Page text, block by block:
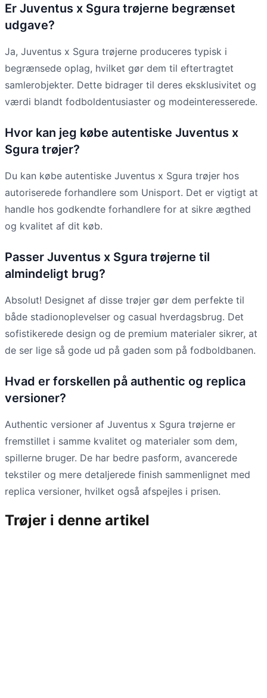
Er Juventus x Sgura trøjerne begrænset
udgave?
Ja, Juventus x Sgura trøjerne produceres typisk i
begrænsede oplag, hvilket gør dem til eftertragtet
samlerobjekter. Dette bidrager til deres eksklusivitet og
værdi blandt fodboldentusiaster og modeinteresserede.
Hvor kan jeg købe autentiske Juventus x
Sgura trøjer?
Du kan købe autentiske Juventus x Sgura trøjer hos
autoriserede forhandlere som Unisport. Det er vigtigt at
handle hos godkendte forhandlere for at sikre ægthed
og kvalitet af dit køb.
Passer Juventus x Sgura trøjerne til
almindeligt brug?
Absolut! Designet af disse trøjer gør dem perfekte til
både stadionoplevelser og casual hverdagsbrug. Det
sofistikerede design og de premium materialer sikrer, at
de ser lige så gode ud på gaden som på fodboldbanen.
Hvad er forskellen på authentic og replica
versioner?
Authentic versioner af Juventus x Sgura trøjerne er
fremstillet i samme kvalitet og materialer som dem,
spillerne bruger. De har bedre pasform, avancerede
tekstiler og mere detaljerede finish sammenlignet med
replica versioner, hvilket også afspejles i prisen.
Trøjer i denne artikel